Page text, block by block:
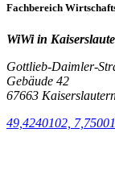
Fachbereich
WiWi in
Gottlieb-Daimler-
Gebäude 42
67663
49,4240102,